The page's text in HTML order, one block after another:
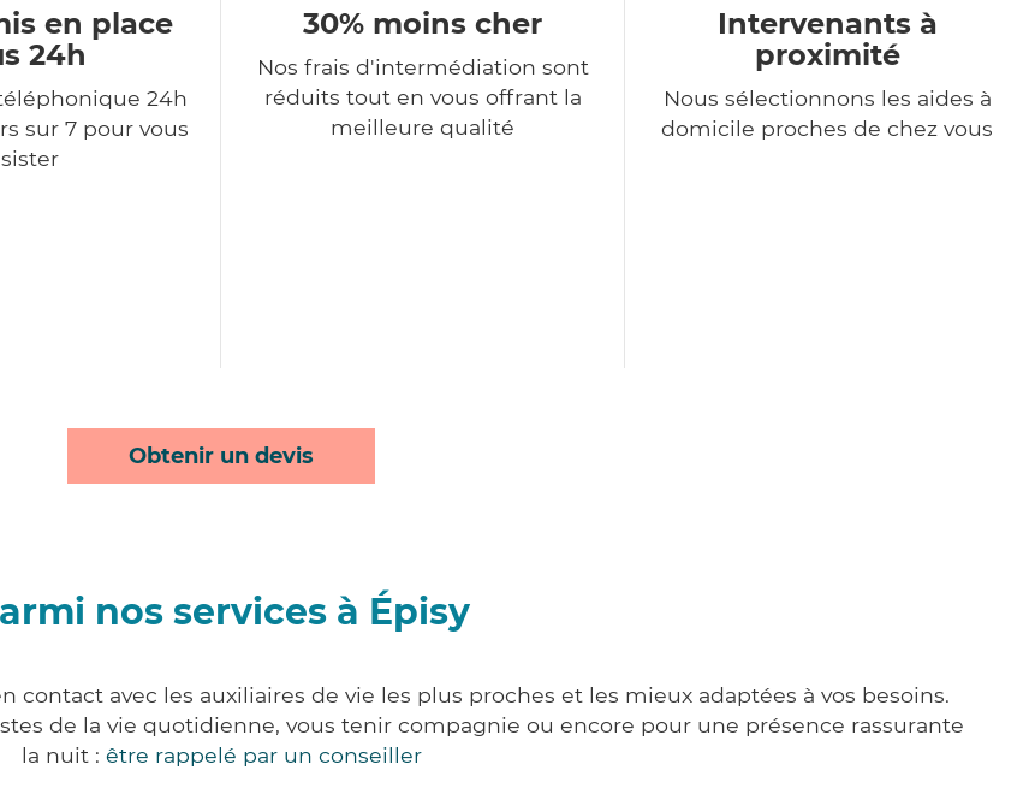
en place
24h
24h
sur 7 pour vous
30% moins cher
Nos frais d'intermédiation sont
réduits tout en vous offrant la
meilleure qualité
Intervenants à
proximité
Nous sélectionnons les aides à
domicile proches de chez vous
Obtenir un devis
nos services à Épisy
contact avec les auxiliaires de vie les plus proches et les mieux adaptées à vos besoins.
de la vie quotidienne, vous tenir compagnie ou encore pour une présence rassurante
la nuit : être rappelé par un conseiller